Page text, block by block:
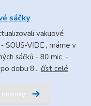
sáčky
vakuové
SOUS-VIDE , máme v
sáčků - 80 mic. -
dobu 8... číst celé